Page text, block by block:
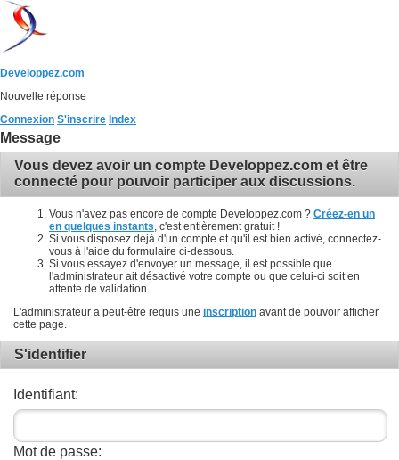
Developpez.com
Nouvelle réponse
Connexion S'inscrire Index
Message
Vous devez avoir un compte Developpez.com et être
connecté pour pouvoir participer aux discussions.
Vous n'avez pas encore de compte Developpez.com ? Créez-en un
en quelques instants , c'est entièrement gratuit !
Si vous disposez déjà d'un compte et qu'il est bien activé, connectez-
vous à l'aide du formulaire ci-dessous.
Si vous essayez d'envoyer un message, il est possible que
l'administrateur ait désactivé votre compte ou que celui-ci soit en
attente de validation.
L'administrateur a peut-être requis une inscription avant de pouvoir afficher
cette page.
S'identifier
Identifiant:
Mot de passe: